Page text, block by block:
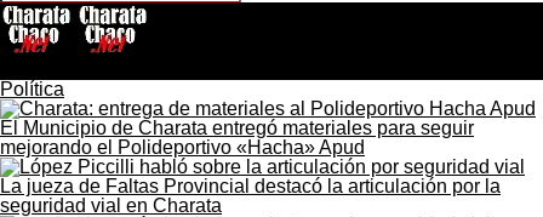
Política
El Municipio de Charata entregó materiales para seguir
mejorando el Polideportivo «Hacha» Apud
La jueza de Faltas Provincial destacó la articulación por la
seguridad vial en Charata